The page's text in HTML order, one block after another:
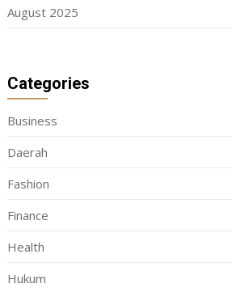
August 2025
Categories
Business
Daerah
Fashion
Finance
Health
Hukum